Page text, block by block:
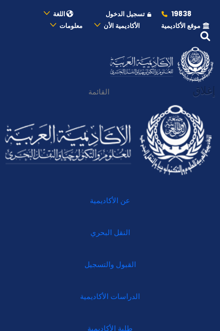
19838 تسجيل الدخول
اللغة
موقع الأكاديمية
الأكاديمية الأن معلومات
إغلاق القائمة
عن الأكاديمية
النقل البحري
القبول والتسجيل
الدراسات الأكاديمية
طلبة الأكاديمية